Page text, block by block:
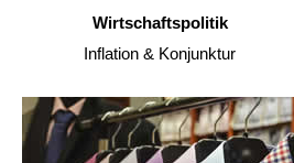
Wirtschaftspolitik
Inflation & Konjunktur